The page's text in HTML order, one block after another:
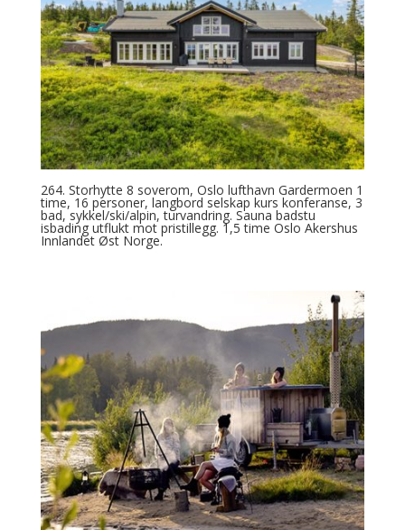
264. Storhytte 8 soverom, Oslo lufthavn Gardermoen 1
time, 16 personer, langbord selskap kurs konferanse, 3
bad, sykkel/ski/alpin, turvandring. Sauna badstu
isbading utflukt mot pristillegg. 1,5 time Oslo Akershus
Innlandet Øst Norge.